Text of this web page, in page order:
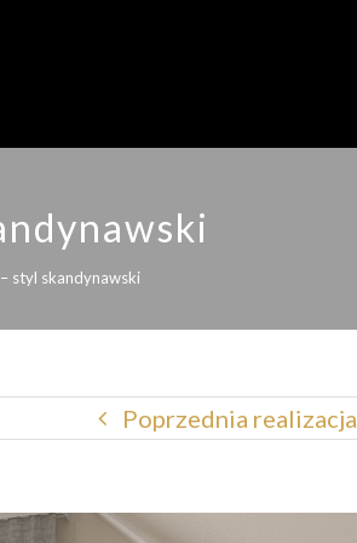
styl skandynawski
Poprzednia realizacja